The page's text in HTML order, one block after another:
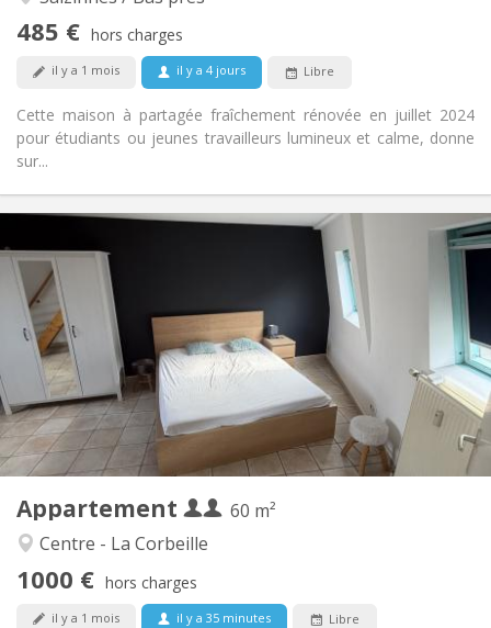
485 € hors charges
il y a 1 mois il y a 4 jours Libre
Cette maison à partagée fraîchement rénovée en juillet 2024
pour étudiants ou jeunes travailleurs lumineux et calme, donne
sur...
Communautaire, calme, studieuse,
Non-fumeur
Appartement
60 m²
Centre - La Corbeille
1000 € hors charges
il y a 1 mois il y a 35 minutes Libre
Infos Pratiques
Loyer:
1000 € (500 €/pers.)
Charges:
100 € (50 €/pers.)
Durée:
12 mois
Domiciliation:
Sous conditions
Aménagement
Salle de bain:
Privée
Cuisine:
Privée (pièce distincte)
Superficie:
60 m
2
Pièces privées:
4
Non